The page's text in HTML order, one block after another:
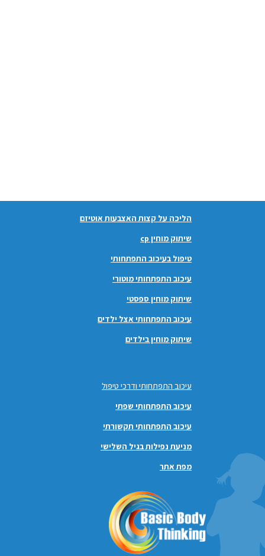
הליכה על קצות האצבעות אוטיזם
שיתוק מוחין cp
טיפול בעיכוב התפתחותי
עיכוב התפתחותי מוטורי
שיתוק מוחין ספסטי
עיכוב התפתחותי אצל ילדים
שיתוק מוחין בילדים
עיכוב התפתחותי ודרכי טיפול
עיכוב התפתחותי שפתי
עיכוב התפתחותי תקשורתי
מניעת נפילות בגיל השלישי
מפת אתר